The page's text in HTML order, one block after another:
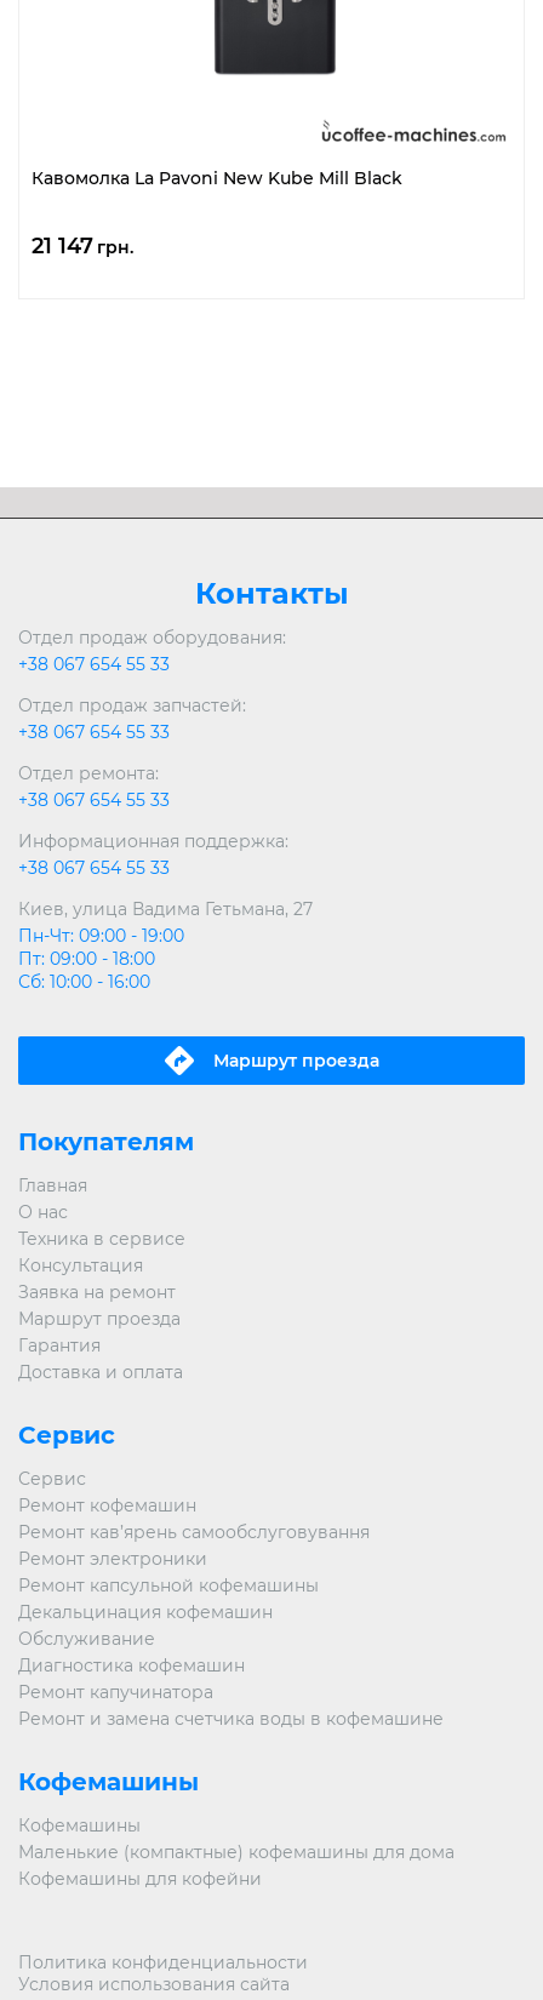
Кавомолка La Pavoni New Kube Mill Black
21 147 грн.
Контакты
Отдел продаж оборудования:
+38 067 654 55 33
Отдел продаж запчастей:
+38 067 654 55 33
Отдел ремонта:
+38 067 654 55 33
Информационная поддержка:
+38 067 654 55 33
Киев, улица Вадима Гетьмана, 27
Пн-Чт: 09:00 - 19:00
Пт: 09:00 - 18:00
Сб: 10:00 - 16:00
Маршрут проeзда
Покупателям
Главная
О нас
Техника в сервисе
Консультация
Заявка на ремонт
Маршрут проезда
Гарантия
Доставка и оплата
Сервис
Сервис
Ремонт кофемашин
Ремонт кав’ярень самообслуговування
Ремонт электроники
Ремонт капсульной кофемашины
Декальцинация кофемашин
Обслуживание
Диагностика кофемашин
Ремонт капучинатора
Ремонт и замена счетчика воды в кофемашине
Кофемашины
Кофемашины
Маленькие (компактные) кофемашины для дома
Кофемашины для кофейни
Политика конфиденциальности
Условия использования сайта